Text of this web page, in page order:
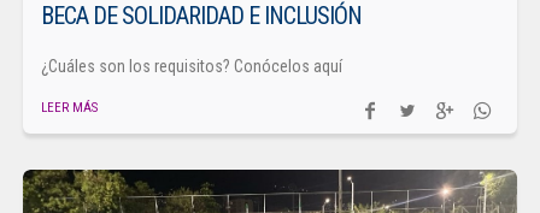
BECA DE SOLIDARIDAD E INCLUSIÓN
¿Cuáles son los requisitos? Conócelos aquí
LEER MÁS